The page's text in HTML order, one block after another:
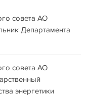
совета АО
Департамента
совета АО
энергетики